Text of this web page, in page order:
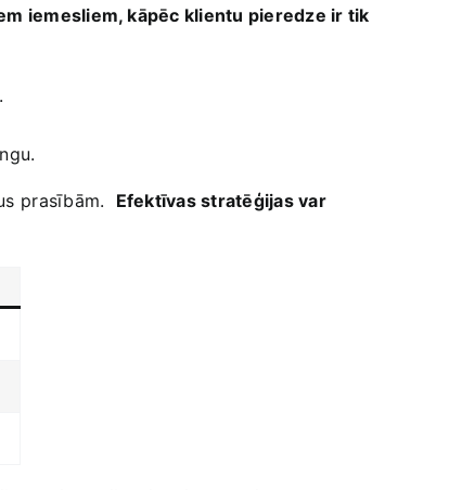
iemesliem,‍ kāpēc klientu pieredze ‍ir tik
prasībām.
Efektīvas stratēģijas var